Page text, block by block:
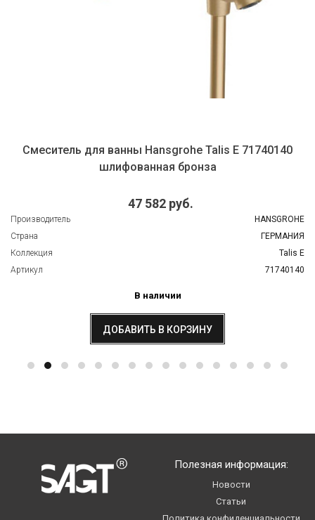
Смеситель для ванны Hansgrohe Talis E 71740140
шлифованная бронза
47 582 руб.
Производитель
HANSGROHE
Страна
ГЕРМАНИЯ
Коллекция
Talis E
Артикул
71740140
В наличии
ДОБАВИТЬ В КОРЗИНУ
Полезная информация:
Новости
Статьи